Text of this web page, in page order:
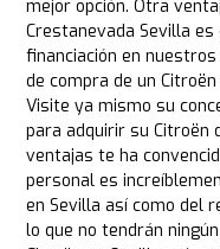
mejor opción. Otra
Crestanevada Sevilla
financiación en
de compra de un
Visite ya mismo su
para adquirir su Citroën
ventajas te ha
personal es
en Sevilla así como del
lo que no tendrán